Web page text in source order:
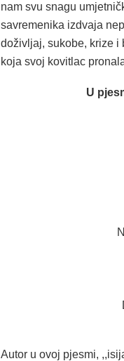
nam svu snagu
savremenika izdvaja
doživljaj, sukobe, krize i
koja svoj kovitlac
U
Autor u ovoj pjesmi,